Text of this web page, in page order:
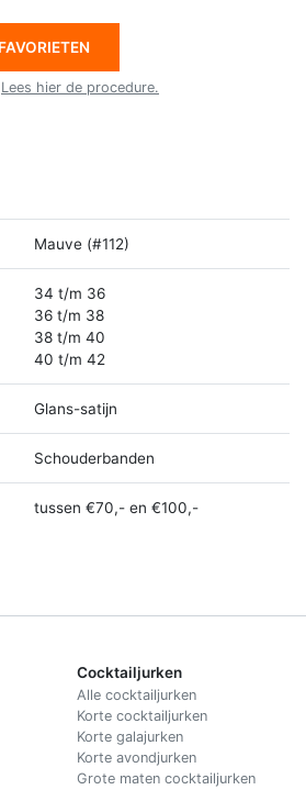
Lees hier de procedure.
Mauve (#112)
34 t/m 36
36 t/m 38
38 t/m 40
40 t/m 42
Glans-satijn
Schouderbanden
tussen €70,- en €100,-
Cocktailjurken
Alle cocktailjurken
Korte cocktailjurken
Korte galajurken
Korte avondjurken
Grote maten cocktailjurken